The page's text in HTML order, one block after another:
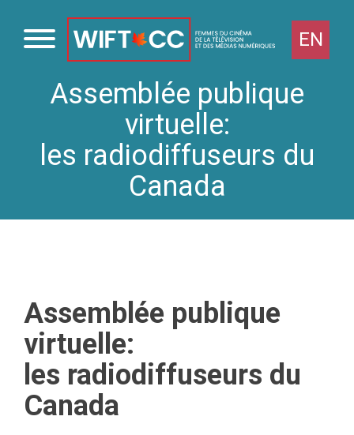
EN
Assemblée publique
virtuelle:
les radiodiffuseurs du
Canada
Assemblée publique
virtuelle:
les radiodiffuseurs du
Canada